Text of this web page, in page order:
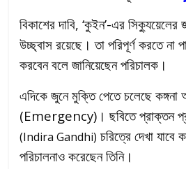
বিকাশের দাবি, ‘কুইন’-এর
উচ্ছ্বাস রয়েছে। তা পরিপূর্ণ করতে না
করবেন বলে জানিয়েছেন পরিচালক।
এদিকে জুনে মুক্তি পেতে চলেছে কঙ্গনা
(Emergency)। ছবিতে প্রাক্তন
(Indira Gandhi) চরিত্রে দেখা যাবে
পরিচালনাও করেছেন তিনি।